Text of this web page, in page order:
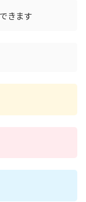
きます